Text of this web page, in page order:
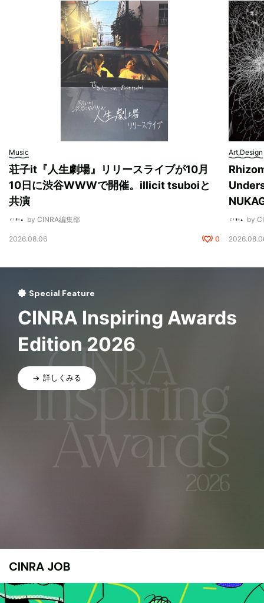
Music
荘子it『人生劇場』リリースライブが10月
10日に渋谷WWWで開催。illicit tsuboiと
共演
by CINRA編集部
2026.08.06 0
Art,Design
by
Special Feature
CINRA Inspiring Awards
Edition 2026
詳しくみる
CINRA JOB